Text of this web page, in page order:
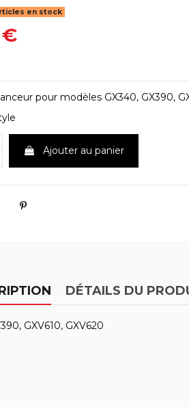
en stock
€
pour modèles GX340, GX390,
Ajouter au panier
DÉTAILS DU
GXV610, GXV620